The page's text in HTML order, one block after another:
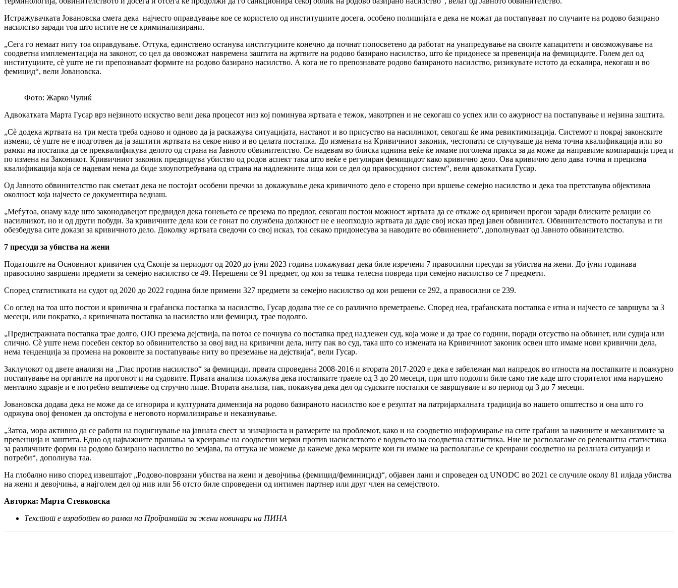
Истражувачката Јовановска смета дека најчесто оправдување кое се користело од институциите досега, особено полицијата е дека не можат да постапуваат по случаите на родово базирано
насилство заради тоа што истите не се криминализирани.
„Сега го немаат ниту тоа оправдување. Оттука, единствено останува институциите конечно да почнат попосветено да работат на унапредување на своите капацитети и овозможување на
соодветна имплементација на законот, со цел да овозможат навремена заштита на жртвите на родово базирано насилство, што ќе придонесе за превенција на фемицидите. Голем дел од
институциите, сè уште не ги препознаваат формите на родово базирано насилство. А кога не го препознавате родово базираното насилство, ризикувате истото да ескалира, некогаш и во
фемицид“, вели Јовановска.
Фото: Жарко Чулиќ
Адвокатката Марта Гусар врз нејзиното искуство вели дека процесот низ кој поминува жртвата е тежок, макотрпен и не секогаш со успех или со ажурност на постапување и нејзина заштита.
„Сè додека жртвата на три места треба одново и одново да ја раскажува ситуацијата, настанот и во присуство на насилникот, секогаш ќе има ревиктимизација. Системот и покрај законските
измени, сè уште не е подготвен да ја заштити жртвата на секое ниво и во целата постапка. До измената на Кривичниот законик, честопати се случуваше да нема точна квалификација или во
рамки на постапка да се преквалификува делото од страна на Јавното обвинителство. Се надевам во блиска иднина веќе ќе имаме поголема пракса за да може да направиме компарација пред и
по измена на Законикот. Кривичниот законик предвидува убиство од родов аспект така што веќе е регулиран фемицидот како кривично дело. Ова кривично дело дава точна и прецизна
квалификација која се надевам нема да биде злоупотребувана од страна на надлежните лица кои се дел од правосудниот систем“, вели адвокатката Гусар.
Од Јавното обвинителство пак сметаат дека не постојат особени пречки за докажување дека кривичното дело е сторено при вршење семејно насилство и дека тоа претставува објективна
околност која најчесто се документира веднаш.
„Меѓутоа, онаму каде што законодавецот предвидел дека гонењето се презема по предлог, секогаш постои можност жртвата да се откаже од кривичен прогон заради блиските релации со
насилникот, но и од други побуди. За кривичните дела кои се гонат по службена должност не е неопходно жртвата да даде свој исказ пред јавен обвинител. Обвинителството постапува и ги
обезбедува сите докази за кривичното дело. Доколку жртвата сведочи со свој исказ, тоа секако придонесува за наводите во обвинението“, дополнуваат од Јавното обвинителство.
7 пресуди за убиства на жени
Податоците на Основниот кривичен суд Скопје за периодот од 2020 до јуни 2023 година покажуваат дека биле изречени 7 правосилни пресуди за убиства на жени. До јуни годинава
правосилно завршени предмети за семејно насилство се 49. Нерешени се 91 предмет, од кои за тешка телесна повреда при семејно насилство се 7 предмети.
Според статистиката на судот од 2020 до 2022 година биле примени 327 предмети за семејно насилство од кои решени се 292, а правосилни се 239.
Со оглед на тоа што постои и кривична и граѓанска постапка за насилство, Гусар додава тие се со различно времетраење. Според неа, граѓанската постапка е итна и најчесто се завршува за 3
месеци, или пократко, а кривичната постапка за насилство или фемицид, трае подолго.
„Предистражната постапка трае долго, ОЈО презема дејствија, па потоа се почнува со постапка пред надлежен суд, која може и да трае со години, поради отсуство на обвинет, или судија или
слично. Сè уште нема посебен сектор во обвинителство за овој вид на кривични дела, ниту пак во суд, така што со измената на Кривичниот законик освен што имаме нови кривични дела,
нема тенденција за промена на роковите за постапување ниту во преземање на дејствија“, вели Гусар.
Заклучокот од двете анализи на „Глас против насилство“ за фемициди, првата спроведена 2008-2016 и втората 2017-2020 е дека е забележан мал напредок во итноста на постапките и поажурно
постапување на органите на прогонот и на судовите. Првата анализа покажува дека постапките траеле од 3 до 20 месеци, при што подолги биле само тие каде што сторителот има нарушено
ментално здравје и е потребно вештачење од стручно лице. Втората анализа, пак, покажува дека дел од судските постапки се завршувале и во период од 3 до 7 месеци.
Јовановска додава дека не може да се игнорира и културната димензија на родово базираното насилство кое е резултат на патријархалната традиција во нашето општество и она што го
одржува овој феномен да опстојува е неговото нормализирање и неказнување.
„Затоа, мора активно да се работи на подигнување на јавната свест за значајноста и размерите на проблемот, како и на соодветно информирање на сите граѓани за начините и механизмите за
превенција и заштита. Едно од најважните прашања за креирање на соодветни мерки против насислството е водењето на соодветна статистика. Ние не располагаме со релевантна статистика
за различните форми на родово базирано насилство во земјава, па оттука не можеме да кажеме дека мерките кои ги имаме на располагање се креирани соодветно на реалната ситуација и
потреби“, дополнува таа.
На глобално ниво според извештајот „Родово-поврзани убиства на жени и девојчиња (фемицид/феминицид)“, објавен лани и спроведен од UNODC во 2021 се случиле околу 81 илјада убиства
на жени и девојчиња, а најголем дел од нив или 56 отсто биле спроведени од интимен партнер или друг член на семејството.
Авторка: Марта Стевковска
Текстот е изработен во рамки на Програмата за жени новинари на ПИНА